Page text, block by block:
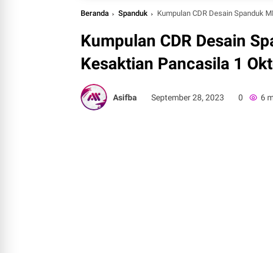
Beranda Spanduk Kumpulan CDR Desain Spanduk
Kumpulan CDR Desain
Kesaktian Pancasila 1
Asifba September 28, 2023 0 6